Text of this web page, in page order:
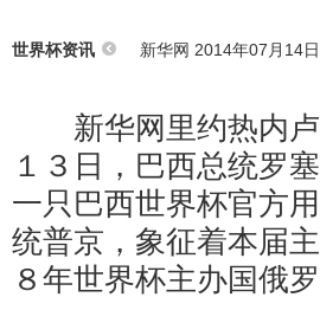
世界杯资讯 新华网 2014年07月14
新华网里约热内卢
１３日，巴西总统罗
一只巴西世界杯官方
统普京，象征着本届
８年世界杯主办国俄罗